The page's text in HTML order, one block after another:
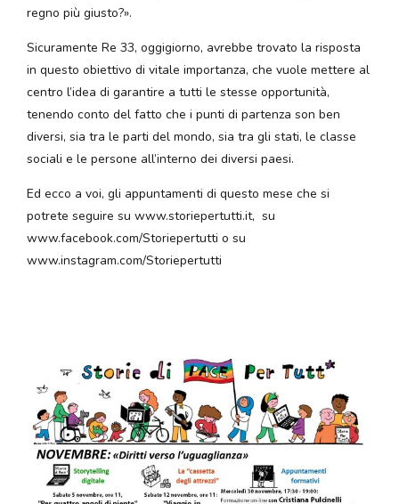
regno più giusto?».
Sicuramente Re 33, oggigiorno, avrebbe trovato la risposta
in questo obiettivo di vitale importanza, che vuole mettere al
centro l’idea di garantire a tutti le stesse opportunità,
tenendo conto del fatto che i punti di partenza son ben
diversi, sia tra le parti del mondo, sia tra gli stati, le classe
sociali e le persone all’interno dei diversi paesi.
Ed ecco a voi, gli appuntamenti di questo mese che si
potrete seguire su www.storiepertutti.it, su
www.facebook.com/Storiepertutti o su
www.instagram.com/Storiepertutti